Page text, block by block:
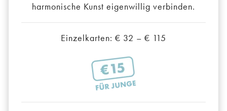
harmonische Kunst eigenwillig verbinden.
Einzelkarten: € 32 – € 115